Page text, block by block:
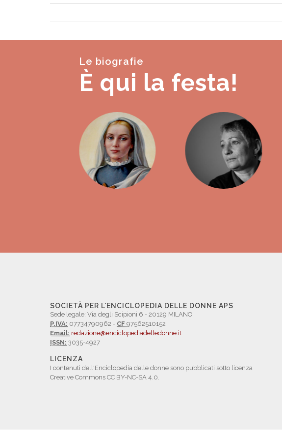
Le biografie
È qui la festa!
SOCIETÀ PER L'ENCICLOPEDIA DELLE DONNE APS
Sede legale: Via degli Scipioni 6 - 20129 MILANO
P.IVA: 07734790962 - CF 97562510152
Email: redazione@enciclopediadelledonne.it
ISSN: 3035-4927
LICENZA
I contenuti dell'Enciclopedia delle donne sono pubblicati sotto licenza
Creative Commons CC BY-NC-SA 4.0.